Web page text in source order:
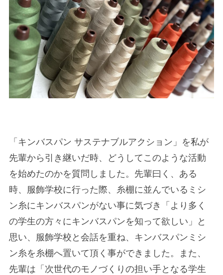
採用情報
オンラインショップ
「キンバスパン サステナブルアクション」を私が
先輩から引き継いだ時、どうしてこのような活動
を始めたのかを質問しました。先輩曰く、ある
時、服飾学校に行った際、糸棚に並んでいるミシ
ン糸にキンバスパンがない事に気づき「より多く
の学生の方々にキンバスパンを知って欲しい」と
思い、服飾学校と会話を重ね、キンバスパンミシ
ン糸を糸棚へ置いて頂く事ができました。また、
先輩は「次世代のモノづくりの担い手となる学生